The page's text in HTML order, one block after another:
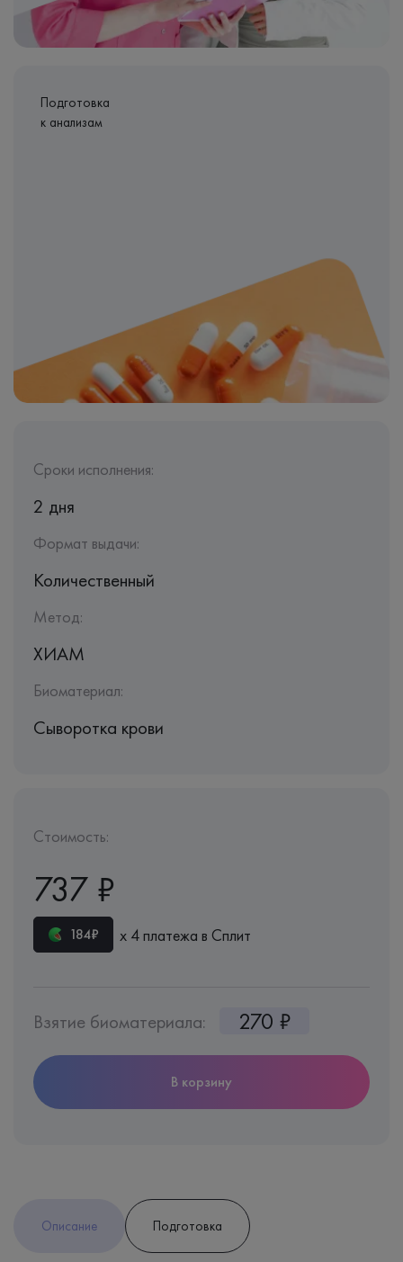
Подготовка
к анализам
Сроки исполнения:
2 дня
Формат выдачи:
Количественный
Метод:
ХИАМ
Биоматериал:
Сыворотка крови
Стоимость:
737 ₽
184₽ х 4 платежа в Сплит
Взятие биоматериала: 270 ₽
В корзину
Описание Подготовка